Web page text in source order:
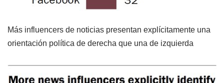
Más influencers de noticias presentan explícitamente una
orientación política de derecha que una de izquierda